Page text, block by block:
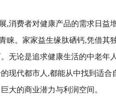
,消费者对健康产品的需求日益
睐。家家益生缘肽硒钙,凭借其
无论是追求健康生活的中老年
现代都市人,都能从中找到适合
大的商业潜力与利润空间。